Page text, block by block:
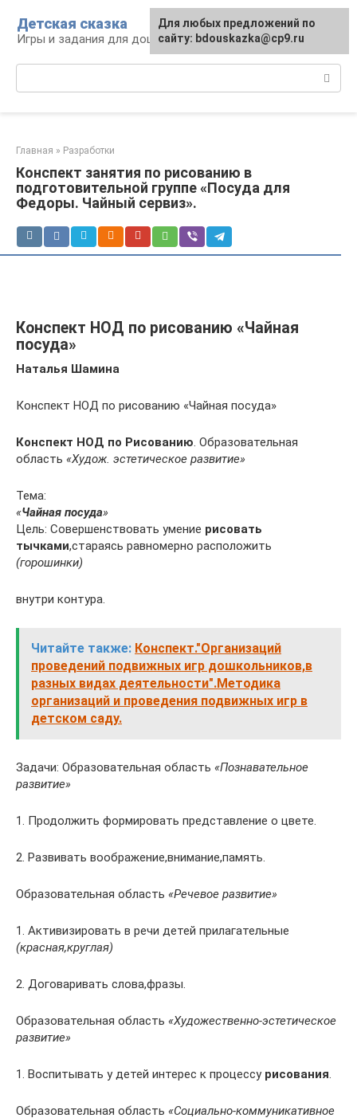
контенту
Детская сказка
Игры и задания для дошкольников
Главная » Разработки
Конспект занятия по рисованию в
подготовительной группе «Посуда для
Федоры. Чайный сервиз».
Конспект НОД по рисованию «Чайная
посуда»
Наталья Шамина
Конспект НОД по рисованию «Чайная посуда»
Конспект НОД по Рисованию. Образовательная
область «Худож. эстетическое развитие»
Тема:
«Чайная посуда»
Цель: Совершенствовать умение рисовать
тычками,стараясь равномерно расположить
(горошинки)
внутри контура.
Читайте также: Конспект."Организаций
проведений подвижных игр дошкольников,в
разных видах деятельности".Методика
организаций и проведения подвижных игр в
детском саду.
Задачи: Образовательная область «Познавательное
развитие»
1. Продолжить формировать представление о цвете.
2. Развивать воображение,внимание,память.
Образовательная область «Речевое развитие»
1. Активизировать в речи детей прилагательные
(красная,круглая)
2. Договаривать слова,фразы.
Образовательная область «Художественно-эстетическое
развитие»
1. Воспитывать у детей интерес к процессу рисования.
Образовательная область «Социально-коммуникативное
Для любых предложений по
сайту: bdouskazka@cp9.ru